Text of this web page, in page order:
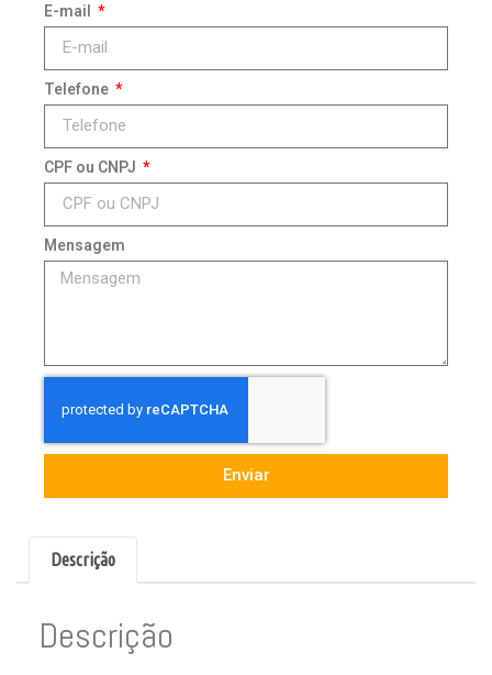
E-mail
Telefone
CPF ou CNPJ
Mensagem
Enviar
Descrição
Descrição